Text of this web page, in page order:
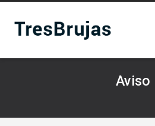
Aviso